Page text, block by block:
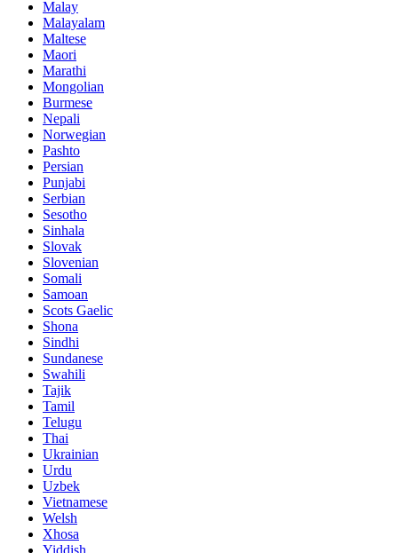
Malay
Malayalam
Maltese
Maori
Marathi
Mongolian
Burmese
Nepali
Norwegian
Pashto
Persian
Punjabi
Serbian
Sesotho
Sinhala
Slovak
Slovenian
Somali
Samoan
Scots Gaelic
Shona
Sindhi
Sundanese
Swahili
Tajik
Tamil
Telugu
Thai
Ukrainian
Urdu
Uzbek
Vietnamese
Welsh
Xhosa